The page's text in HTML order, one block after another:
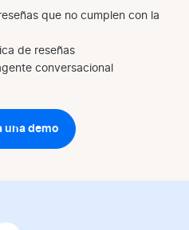
que no cumplen con la
de reseñas
conversacional
una demo